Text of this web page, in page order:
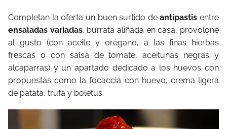
Completan la oferta un buen surtido deantipastis entre
ensaladas variadas, burrata aliñada en casa, provolone
al gusto (con aceite y orégano, a las finas hierbas
frescas o con salsa de tomate, aceitunas negras y
alcaparras) y un apartado dedicado a los huevos con
propuestas como la focaccia con huevo, crema ligera
de patata, trufa y boletus.